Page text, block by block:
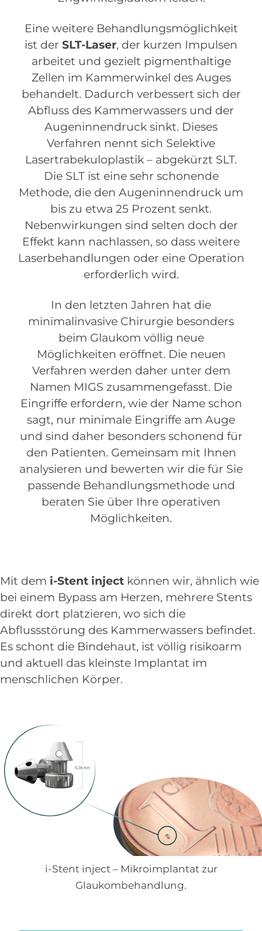
Eine weitere Behandlungsmöglichkeit
ist der SLT-Laser, der kurzen Impulsen
arbeitet und gezielt pigmenthaltige
Zellen im Kammerwinkel des Auges
behandelt. Dadurch verbessert sich der
Abfluss des Kammerwassers und der
Augeninnendruck sinkt. Dieses
Verfahren nennt sich Selektive
Lasertrabekuloplastik – abgekürzt SLT.
Die SLT ist eine sehr schonende
Methode, die den Augeninnendruck um
bis zu etwa 25 Prozent senkt.
Nebenwirkungen sind selten doch der
Effekt kann nachlassen, so dass weitere
Laserbehandlungen oder eine Operation
erforderlich wird.
In den letzten Jahren hat die
minimalinvasive Chirurgie besonders
beim Glaukom völlig neue
Möglichkeiten eröffnet. Die neuen
Verfahren werden daher unter dem
Namen MIGS zusammengefasst. Die
Eingriffe erfordern, wie der Name schon
sagt, nur minimale Eingriffe am Auge
und sind daher besonders schonend für
den Patienten. Gemeinsam mit Ihnen
analysieren und bewerten wir die für Sie
passende Behandlungsmethode und
beraten Sie über Ihre operativen
Möglichkeiten.
Mit dem i-Stent inject können wir, ähnlich wie
bei einem Bypass am Herzen, mehrere Stents
direkt dort platzieren, wo sich die
Abflussstörung des Kammerwassers befindet.
Es schont die Bindehaut, ist völlig risikoarm
und aktuell das kleinste Implantat im
menschlichen Körper.
i-Stent inject – Mikroimplantat zur
Glaukombehandlung.